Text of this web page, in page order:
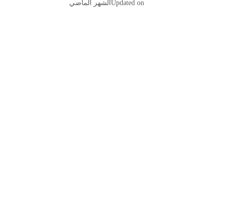
Updated on الشهر الماضي